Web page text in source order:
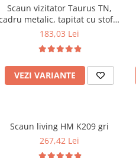
Scaun vizitator Taurus TN,
metalic, tapitat cu stofa,
stivuibil, 120 kg, negru
183,03 Lei
VEZI VARIANTE
Scaun living HM K209 gri
267,42 Lei